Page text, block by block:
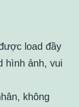
load đầy
hình ảnh, vui
không